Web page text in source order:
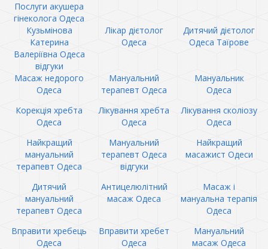
Послуги акушера
гінеколога Одеса
Кузьмінова
Катерина
Валеріївна Одеса
відгуки
Лікар дієтолог
Одеса
Дитячий дієтолог
Одеса Таїрове
Масаж недорого
Одеса
Мануальний
терапевт Одеса
Мануальник
Одеса
Корекція хребта
Одеса
Лікування хребта
Одеса
Лікування сколіозу
Одеса
Найкращий
мануальний
терапевт Одеса
Мануальний
терапевт Одеса
відгуки
Найкращий
масажист Одеси
Дитячий
мануальний
терапевт Одеса
Антицелюлітний
масаж Одеса
Масаж і
мануальна терапія
Одеса
Вправити хребець
Одеса
Вправити хребет
Одеса
Мануальний
масаж Одеса